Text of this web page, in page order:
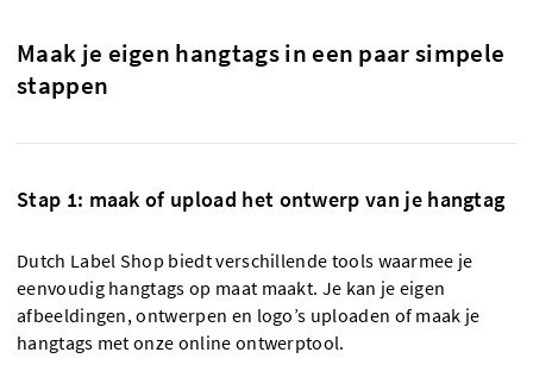
Maak je eigen hangtags in een paar simpele
stappen
Stap 1: maak of upload het ontwerp van je hangtag
Dutch Label Shop biedt verschillende tools waarmee je
eenvoudig hangtags op maat maakt. Je kan je eigen
afbeeldingen, ontwerpen en logo’s uploaden of maak je
hangtags met onze online ontwerptool.